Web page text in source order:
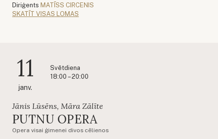
Diriģents MATĪSS CIRCENIS
SKATĪT VISAS LOMAS
11
janv.
Svētdiena
18:00 – 20:00
Jānis Lūsēns, Māra Zālīte
PUTNU OPERA
Opera visai ģimenei divos cēlienos